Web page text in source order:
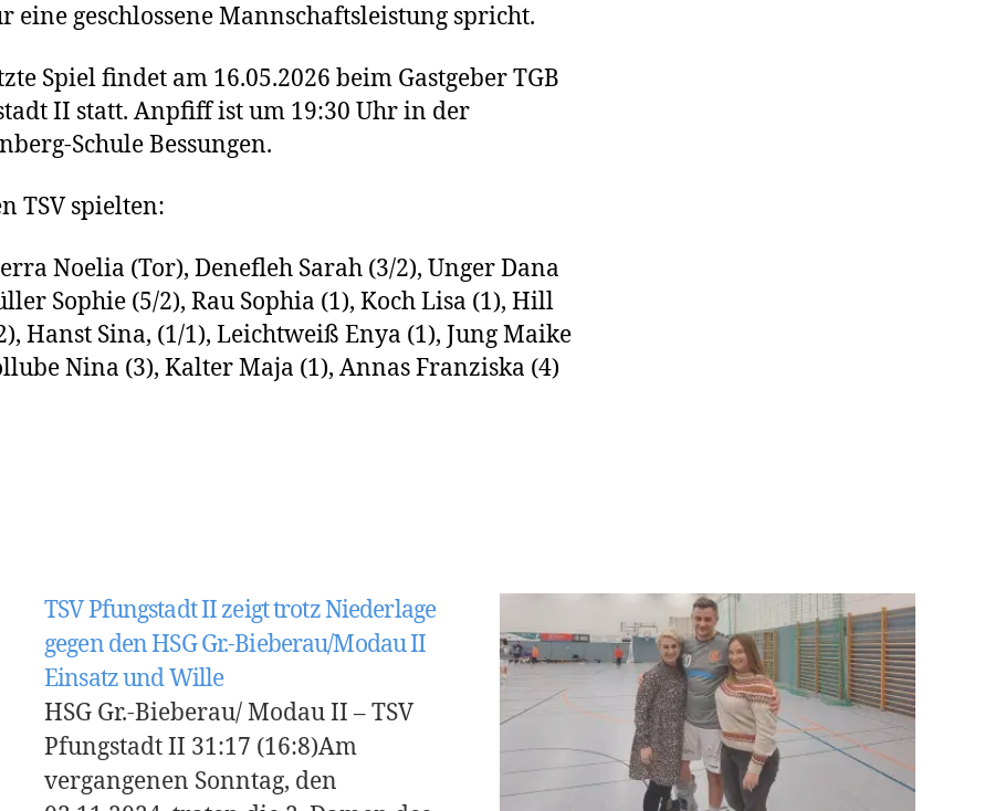
eine geschlossene Mannschaftsleistung spricht.
Spiel findet am 16.05.2026 beim Gastgeber TGB
II statt. Anpfiff ist um 19:30 Uhr in der
Schule Bessungen.
TSV spielten:
Noelia (Tor), Denefleh Sarah (3/2), Unger Dana
Sophie (5/2), Rau Sophia (1), Koch Lisa (1), Hill
Hanst Sina, (1/1), Leichtweiß Enya (1), Jung Maike
Nina (3), Kalter Maja (1), Annas Franziska (4)
TSV Pfungstadt II zeigt trotz Niederlage
gegen den HSG Gr.-Bieberau/Modau II
Einsatz und Wille
HSG Gr.-Bieberau/ Modau II – TSV
Pfungstadt II 31:17 (16:8)Am
vergangenen Sonntag, den